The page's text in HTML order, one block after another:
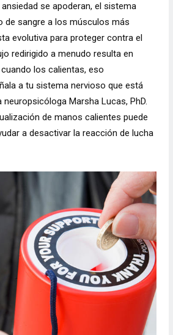
se apoderan, el sistema
de sangre a los músculos más
evolutiva para proteger contra el
redirigido a menudo resulta en
los calientas, eso
a tu sistema nervioso que está
neuropsicóloga Marsha Lucas, PhD.
de manos calientes puede
a desactivar la reacción de lucha